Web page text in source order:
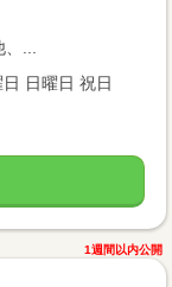
...
日曜日 祝日
1週間以内公開